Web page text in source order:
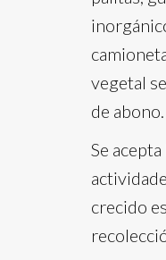
vegetal
de abono.
Se
crecido